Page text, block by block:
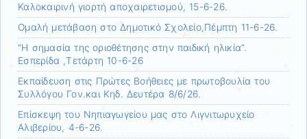
Καλοκαιρινή γιορτή αποχαιρετισμού, 15-6-26.
Ομαλή μετάβαση στο Δημοτικό Σχολείο,Πέμπτη 11-6-26.
“Η σημασία της οριοθέτησης στην παιδική ηλικία”.
Εσπερίδα ,Τετάρτη 10-6-26
Εκπαίδευση στις Πρώτες Βοήθειες με πρωτοβουλία του
Συλλόγου Γον.και Κηδ. Δευτέρα 8/6/26.
Επίσκεψη τoυ Νηπιαγωγείου μας στο Λιγνιτωρυχείο
Αλιβερίου, 4-6-26.